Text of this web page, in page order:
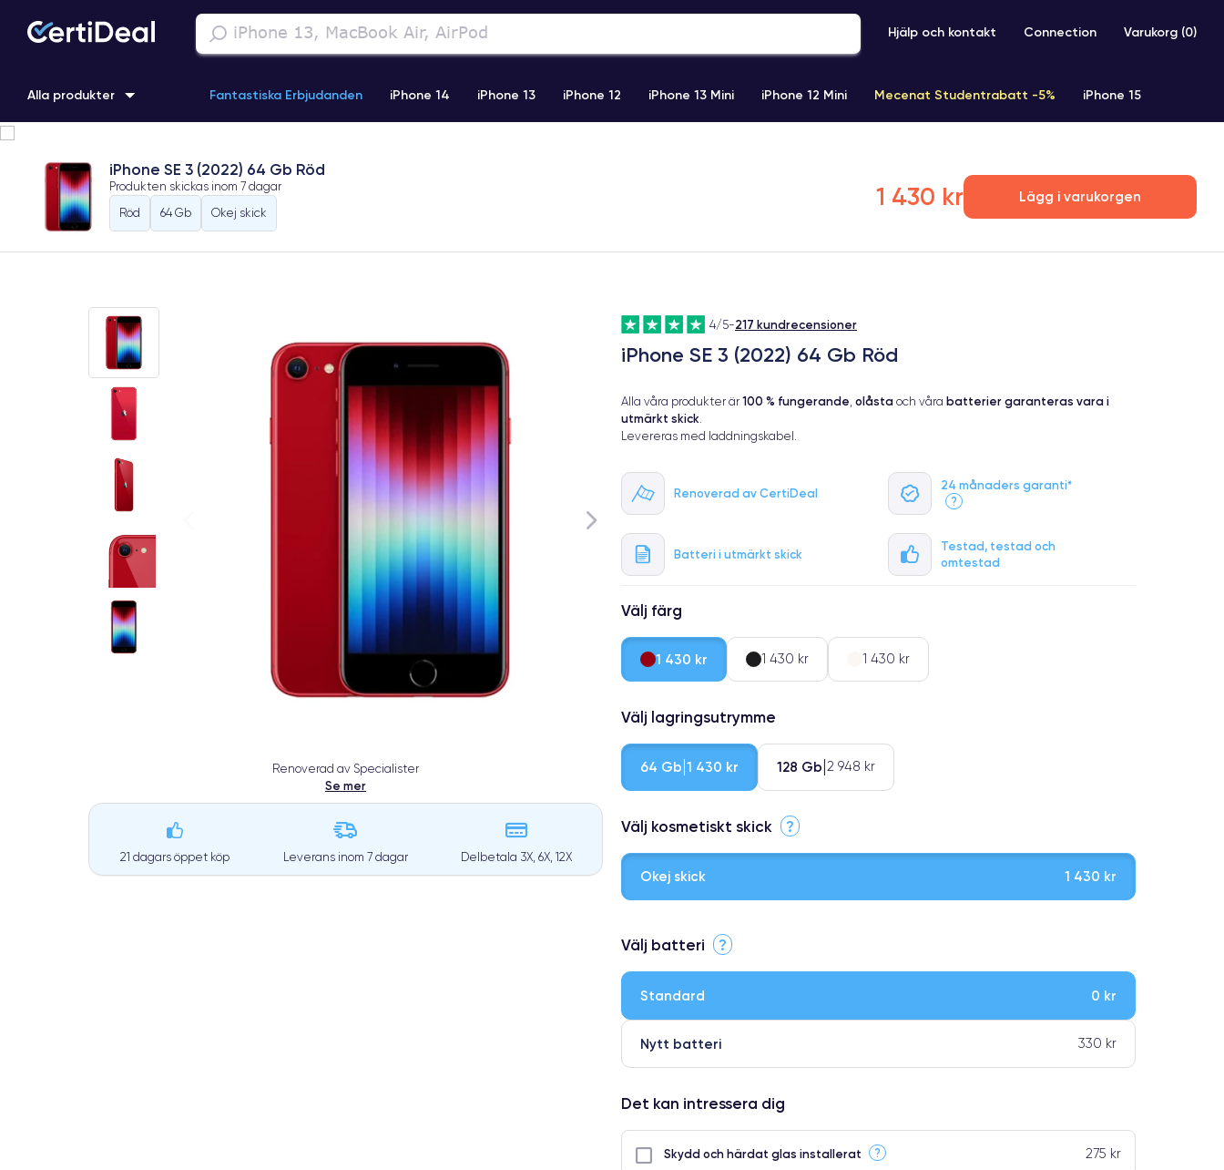
Hjälp och kontakt Connection Varukorg (0)
Alla produkter Fantastiska Erbjudanden iPhone 14 iPhone 13 iPhone 12 iPhone 13 Mini iPhone 12 Mini Mecenat Studentrabatt -5% iPhone 15
iPhone 11 Pro iPhone 15 Pro
iPhone SE 3 (2022) 64 Gb Röd
Produkten skickas inom 7 dagar
Röd
64 Gb Okej skick
1 430 kr Lägg i varukorgen
Renoverad av Specialister
Se mer
21 dagars öppet köp Leverans inom 7 dagar Delbetala 3X, 6X, 12X
4/5-217 kundrecensioner
iPhone SE 3 (2022) 64 Gb Röd
Alla våra produkter är 100 % fungerande olåsta och våra batterier garanteras vara i
utmärkt skick
Levereras med laddningskabel.
Renoverad av CertiDeal
24 månaders garanti*
?
Batteri i utmärkt skick
Testad, testad och
omtestad
Välj färg
1 430 kr 1 430 kr 1 430 kr
Välj lagringsutrymme
64 Gb 1 430 kr 128 Gb 2 948 kr
Välj kosmetiskt skick ?
Okej skick 1 430 kr
⭐ Premium
Välj batteri ?
Standard 0 kr
Nytt batteri 330 kr
Det kan intressera dig
Skydd och härdat glas installerat ? 275 kr